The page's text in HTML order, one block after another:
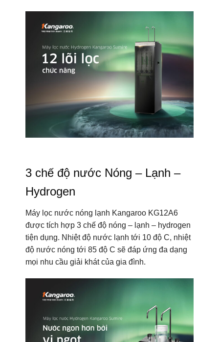
3 chế độ nước Nóng – Lạnh –
Hydrogen
Máy lọc nước nóng lạnh Kangaroo KG12A6
được tích hợp 3 chế độ nóng – lạnh – hydrogen
tiện dụng. Nhiệt độ nước lạnh tới 10 độ C, nhiệt
độ nước nóng tới 85 độ C sẽ đáp ứng đa dạng
mọi nhu cầu giải khát của gia đình.